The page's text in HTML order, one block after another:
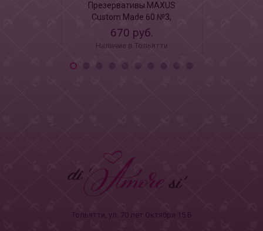
Презервативы MAXUS
Custom Made 60 №3,
увеличенные X-Edition, 3 шт
670 руб.
Наличие в Тольятти
Тольятти, ул. 70 лет Октября 15 Б